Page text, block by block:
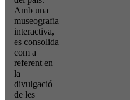
Amb una
museografia
interactiva,
es consolida
com a
referent en
la
divulgació
de les